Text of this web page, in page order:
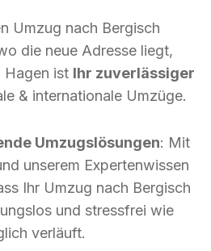
Umzug nach Bergisch
die neue Adresse liegt,
Hagen ist Ihr zuverlässiger
& internationale Umzüge.
Umzugslösungen: Mit
unserem Expertenwissen
Ihr Umzug nach Bergisch
und stressfrei wie
verläuft.